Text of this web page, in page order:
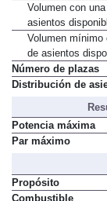
Volumen con
asientos
Volumen mínimo
de asientos
Número de plazas
Distribución de
Potencia máxima
Par máximo
Propósito
Combustible